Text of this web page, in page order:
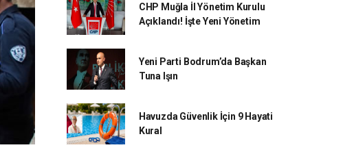
CHP Muğla İl Yönetim Kurulu
Açıklandı! İşte Yeni Yönetim
Yeni Parti Bodrum’da Başkan
Tuna Işın
Havuzda Güvenlik İçin 9 Hayati
Kural